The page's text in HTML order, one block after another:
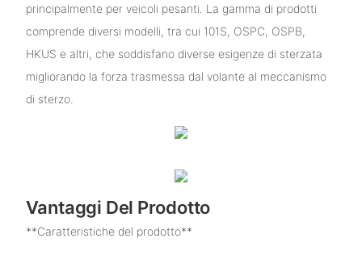
principalmente per veicoli pesanti. La gamma di prodotti
comprende diversi modelli, tra cui 101S, OSPC, OSPB,
HKUS e altri, che soddisfano diverse esigenze di sterzata
migliorando la forza trasmessa dal volante al meccanismo
di sterzo.
Vantaggi Del Prodotto
**Caratteristiche del prodotto**